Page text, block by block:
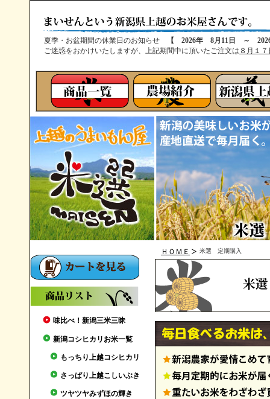
夏季・お盆期間の休業日のお知らせ
【 2026年 8月11日 ～
ご迷惑をおかけいたしますが、上記期間中に頂いたご注文は ８月１
味比べ！新潟三米三昧
新潟コシヒカリお米一覧
もっちり上越コシヒカリ
さっぱり上越こしいぶき
ツヤツヤみずほの輝き
ＨＯＭＥ 米選 定期購入